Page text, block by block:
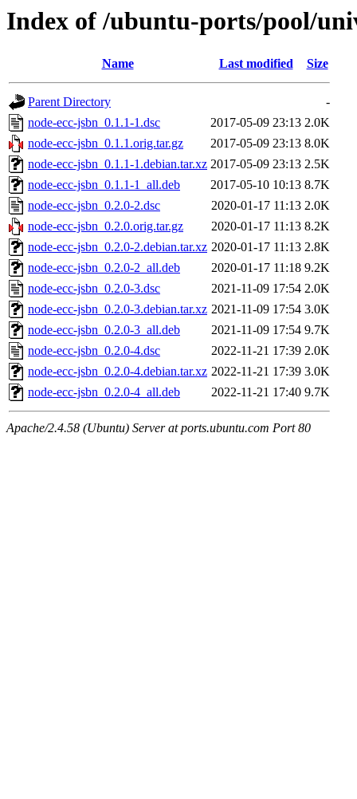
Index of /ubuntu-ports/pool/
Name Last modified Size
Parent Directory
-
node-ecc-jsbn_0.1.1-1.dsc
2017-05-09 23:13 2.0K
node-ecc-jsbn_0.1.1.orig.tar.gz
2017-05-09 23:13 8.0K
node-ecc-jsbn_0.1.1-1.debian.tar.xz 2017-05-09 23:13 2.5K
node-ecc-jsbn_0.1.1-1_all.deb
2017-05-10 10:13 8.7K
node-ecc-jsbn_0.2.0-2.dsc
2020-01-17 11:13 2.0K
node-ecc-jsbn_0.2.0.orig.tar.gz
2020-01-17 11:13 8.2K
node-ecc-jsbn_0.2.0-2.debian.tar.xz 2020-01-17 11:13 2.8K
node-ecc-jsbn_0.2.0-2_all.deb
2020-01-17 11:18 9.2K
node-ecc-jsbn_0.2.0-3.dsc
2021-11-09 17:54 2.0K
node-ecc-jsbn_0.2.0-3.debian.tar.xz 2021-11-09 17:54 3.0K
node-ecc-jsbn_0.2.0-3_all.deb
2021-11-09 17:54 9.7K
node-ecc-jsbn_0.2.0-4.dsc
2022-11-21 17:39 2.0K
node-ecc-jsbn_0.2.0-4.debian.tar.xz 2022-11-21 17:39 3.0K
node-ecc-jsbn_0.2.0-4_all.deb
2022-11-21 17:40 9.7K
Apache/2.4.58 (Ubuntu) Server at ports.ubuntu.com Port 80